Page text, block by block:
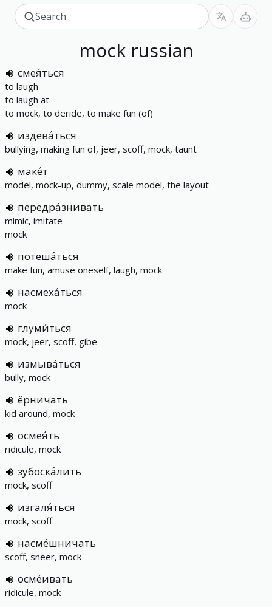
mock russian
смея́ться
to laugh
to laugh at
to mock, to deride, to make fun (of)
издева́ться
bullying, making fun of, jeer, scoff, mock, taunt
маке́т
model, mock-up, dummy, scale model, the layout
передра́знивать
mimic, imitate
mock
потеша́ться
make fun, amuse oneself, laugh, mock
насмеха́ться
mock
глуми́ться
mock, jeer, scoff, gibe
измыва́ться
bully, mock
ёрничать
kid around, mock
осмея́ть
ridicule, mock
зубоска́лить
mock, scoff
изгаля́ться
mock, scoff
насме́шничать
scoff, sneer, mock
осме́ивать
ridicule, mock